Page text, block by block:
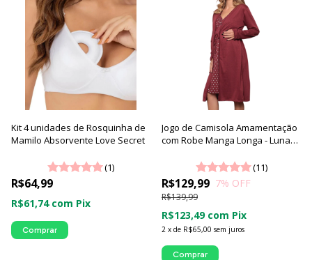
Kit 4 unidades de Rosquinha de
Mamilo Absorvente Love Secret
(1)
R$64,99
R$61,74 com Pix
Comprar
Jogo de Camisola Amamentação
com Robe Manga Longa - Luna
(11)
R$129,99
R$139,99
7% OFF
2 x de R$65,00 sem juros
R$123,49 com Pix
Comprar